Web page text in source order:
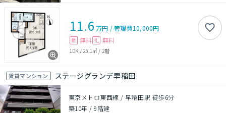
11.6 万円 /管理費10,000円
敷 無料 礼 無料
1DK / 25.1㎡ / 2階
賃貸マンション ステージグランデ早稲田
東京メトロ東西線 / 早稲田駅 徒歩6分
築10年 /9階建